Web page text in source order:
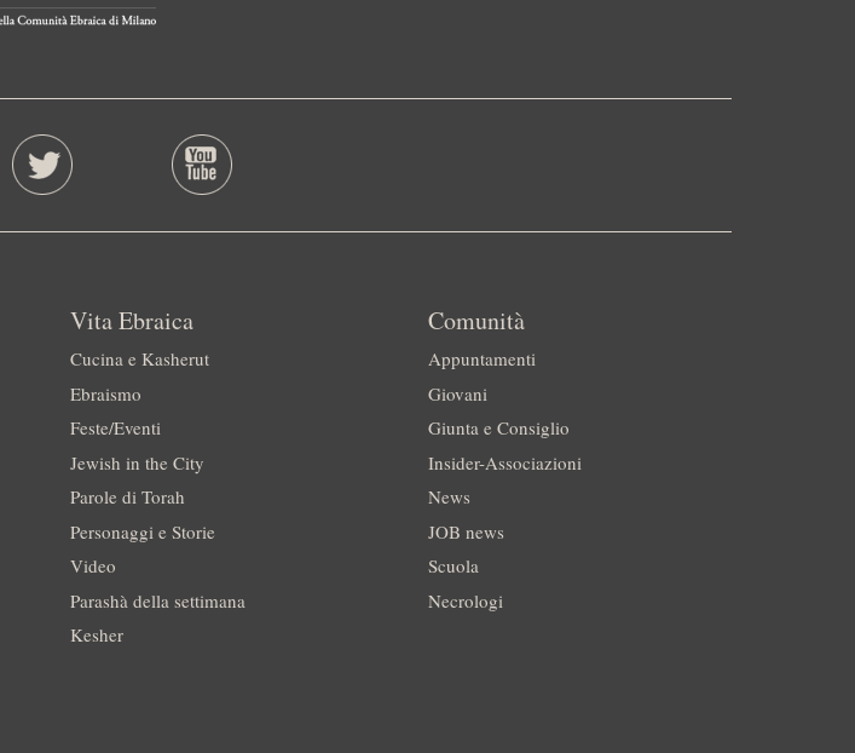
Vita Ebraica
Cucina e Kasherut
Ebraismo
Feste/Eventi
Jewish in the City
Parole di Torah
Personaggi e Storie
Video
Parashà della settimana
Kesher
Comunità
Appuntamenti
Giovani
Giunta e Consiglio
Insider-Associazioni
News
JOB news
Scuola
Necrologi